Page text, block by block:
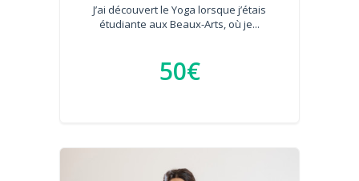
J’ai découvert le Yoga lorsque j’étais
étudiante aux Beaux-Arts, où je...
50€